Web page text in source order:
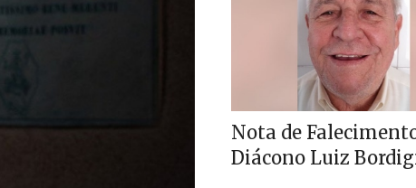
Nota de
Diácono Luiz